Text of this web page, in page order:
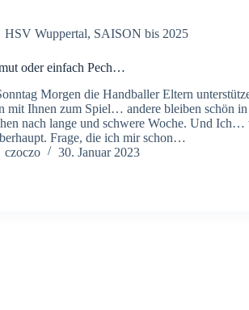
HSV Wuppertal, SAISON bis 2025
oder einfach Pech…
Morgen die Handballer Eltern
mit Ihnen zum Spiel… andere bleiben schön
nach lange und schwere Woche. Und Ich…
Frage, die ich mir schon…
czoczo
30. Januar 2023